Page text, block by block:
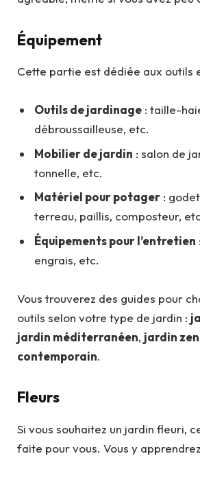
Équipement
Cette partie est dédiée aux outils
Outils de jardinage : taille-
débroussailleuse, etc.
Mobilier de jardin : salon de
tonnelle, etc.
Matériel pour potager :
terreau, paillis, composteur,
Équipements pour l’entretien
engrais, etc.
Vous trouverez des guides pour
outils selon votre type de jardin :
jardin méditerranéen, jardin zen
contemporain.
Fleurs
Si vous souhaitez un jardin fleuri,
faite pour vous. Vous y